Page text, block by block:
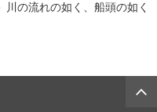
の流れの如く、船頭の如く